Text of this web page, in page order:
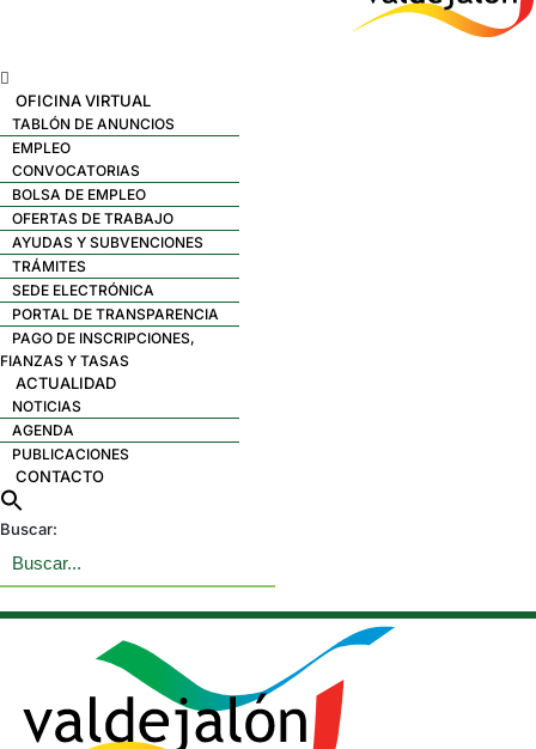
Menú
OFICINA VIRTUAL
TABLÓN DE ANUNCIOS
EMPLEO
CONVOCATORIAS
BOLSA DE EMPLEO
OFERTAS DE TRABAJO
AYUDAS Y SUBVENCIONES
TRÁMITES
SEDE ELECTRÓNICA
PORTAL DE TRANSPARENCIA
PAGO DE INSCRIPCIONES,
FIANZAS Y TASAS
ACTUALIDAD
NOTICIAS
AGENDA
PUBLICACIONES
CONTACTO
Buscar: